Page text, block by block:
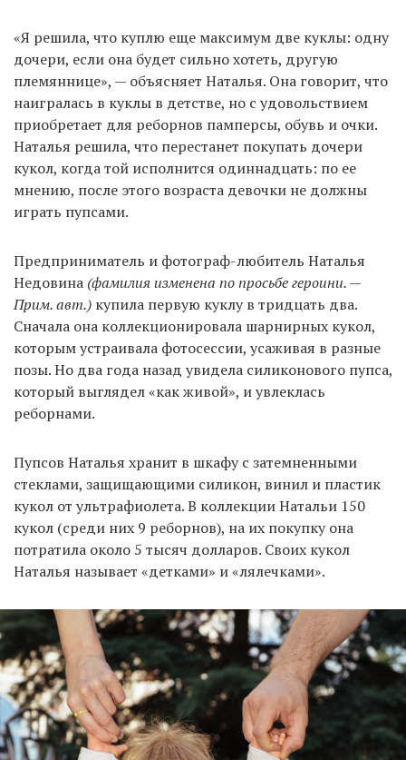
«Я решила, что куплю еще максимум две куклы: одну
дочери, если она будет сильно хотеть, другую
племяннице», — объясняет Наталья. Она говорит, что
наигралась в куклы в детстве, но с удовольствием
приобретает для реборнов памперсы, обувь и очки.
Наталья решила, что перестанет покупать дочери
кукол, когда той исполнится одиннадцать: по ее
мнению, после этого возраста девочки не должны
играть пупсами.
Предприниматель и фотограф-любитель Наталья
Недовина (фамилия изменена по просьбе героини. —
Прим. авт.) купила первую куклу в тридцать два.
Сначала она коллекционировала шарнирных кукол,
которым устраивала фотосессии, усаживая в разные
позы. Но два года назад увидела силиконового пупса,
который выглядел «как живой», и увлеклась
реборнами.
Пупсов Наталья хранит в шкафу с затемненными
стеклами, защищающими силикон, винил и пластик
кукол от ультрафиолета. В коллекции Натальи 150
кукол (среди них 9 реборнов), на их покупку она
потратила около 5 тысяч долларов. Своих кукол
Наталья называет «детками» и «лялечками».